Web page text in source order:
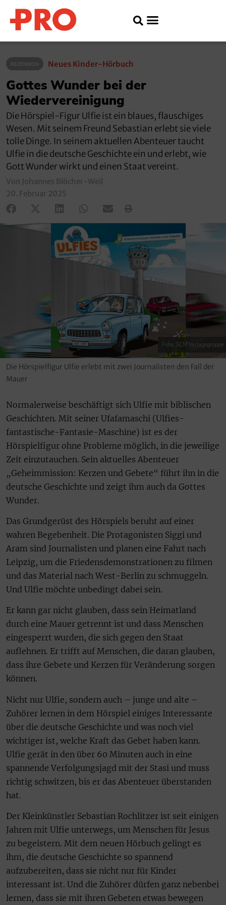
REZENSION Neues Kinder-Hörbuch
Gottes Wunder bei der
Wiedervereinigung
Die Hörspiel-Figur Ulfie ist ein blaues, flauschiges
Wesen. Mit seinem Freund Sebastian erlebt sie viele
tolle Dinge. In seinem aktuellen Abenteuer taucht
Ulfie in die deutsche Geschichte ein und erlebt, wie
Gott Wunder wirkt und einen Staat vereint.
Von Johannes Blöcher-Weil
20. Februar 2025
Foto: SCM Verlagsgruppe
Die Hörspielfigur Ulfie erlebt mit zwei Journalisten den Fall der
Mauer
Normalerweise beschäftigt sich Ulfie mit biblischen
Geschichten. Mit seiner Ufafamaschi (Ulfies-
fantastische-Fantasie-Maschine) ist es der
Hörspielfigur ohne Probleme möglich, in die jeweilige
Zeit einzutauchen. Sein aktuelles Abenteuer
„Geheimmission: Kerzen und Gebete“ führt ihn in die
deutsche Geschichte und zeigt ihm auch da Gottes
Wunder.
Das Grundgerüst des Hörspiels beruht auf einer
wahren Begebenheit. Die Protagonisten Siggi und
Aram sind Journalisten und planen eine Fahrt nach
Leipzig, um die Friedensdemonstrationen zu filmen
und das Material nach West-Berlin zu schmuggeln.
Und Ulfie möchte unbedingt dabei sein.
Er kann gar nicht glauben, dass sein Heimatland
durch eine Mauer getrennt ist und dass Menschen
eingesperrt wurden, die sich gegen den Staat
auflehnen. Er trifft auf Menschen, die daran glauben,
dass ihre Gebete und Kerzen für Veränderung sorgen
können.
Nicht nur Ulfie, sondern auch – junge und alte –
Zuhörer lernen in dem Hörspiel einiges Interessante
über die deutsche Geschichte und was noch viel
wichtiger ist, welche Kraft das Gebet haben kann.
Ulfie gerät in den über 60 Minuten auch in eine
spannende Verfolgungsjagd mit der Stasi und muss
richtig schwitzen, bis er das Abenteuer überstanden
hat.
Der Kleinkünstler Sebastian Rochlitzer ist seit einigen
Jahren mit Ulfie unterwegs, um Menschen für Jesus
zu begeistern. Mit dem neuen Hörbuch gelingt es
ihm, die deutsche Geschichte so spannend
aufzubereiten, dass sie nicht nur für Kinder
interessant ist. Und die Zuhörer dürfen ganz nebenbei
lernen, dass sie mit ihren Gebeten etwas bewegen